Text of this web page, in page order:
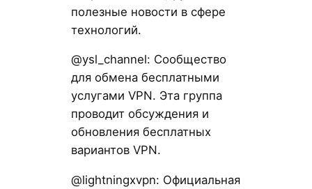
полезные новости в сфере
технологий.
@ysl_channel: Сообщество
для обмена бесплатными
услугами VPN. Эта группа
проводит обсуждения и
обновления бесплатных
вариантов VPN.
@lightningxvpn: Официальная